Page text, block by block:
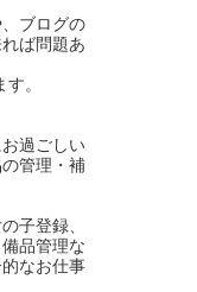
ブログの
ば問題あ
。
過ごしい
管理・補
子登録、
品管理な
なお仕事